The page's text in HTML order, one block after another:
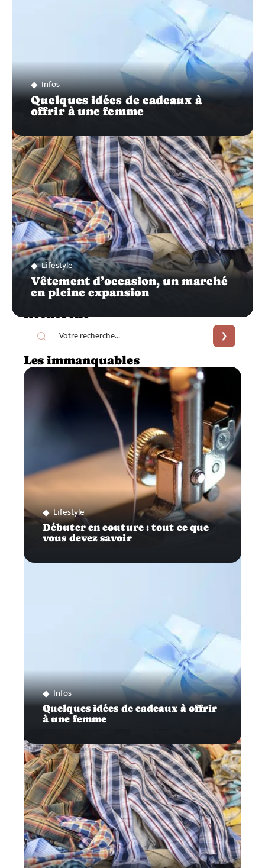
Infos
Quelques idées de cadeaux à
offrir à une femme
Lifestyle
Vêtement d’occasion, un marché
en pleine expansion
Recherche
Les immanquables
Lifestyle
Débuter en couture : tout ce que
vous devez savoir
Infos
Quelques idées de cadeaux à offrir
à une femme